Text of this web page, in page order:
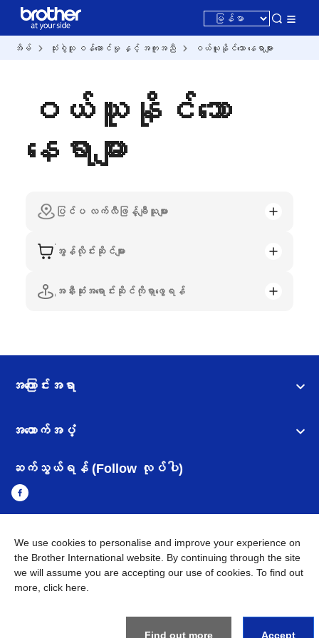
အိမ် သုံးစွဲသူ ဝန်ဆောင်မှု နှင့် အကူအညီ ဝယ်ယူနိုင်သော နေရာများ
ဝယ်ယူနိုင်သော
နေရာများ
ပြင်ပ လက်လီဖြန့်ချီသူများ
အွန်လိုင်းဆိုင်များ
အနီးဆုံးအရောင်းဆိုင်ကိုရှာဖွေရန်
အကြောင်းအရာ
အထောက်အပံ့
ဆက်သွယ်ရန် (Follow လုပ်ပါ)
Myanmar Brother ၏ ကမ္ဘာတစ်ဝန်းရှိ ကွန်ယက်များ
အချက်အလက်မူဝါဒ အသုံးပြုမူဝါဒ
Brother Global ဝက်ဆိုဒ်သို့သွားရန်
We use cookies to personalise and improve your experience on
the Brother International website. By continuing through the site
we will assume you are accepting our use of cookies. To find out
more, click here
Find out more Accept